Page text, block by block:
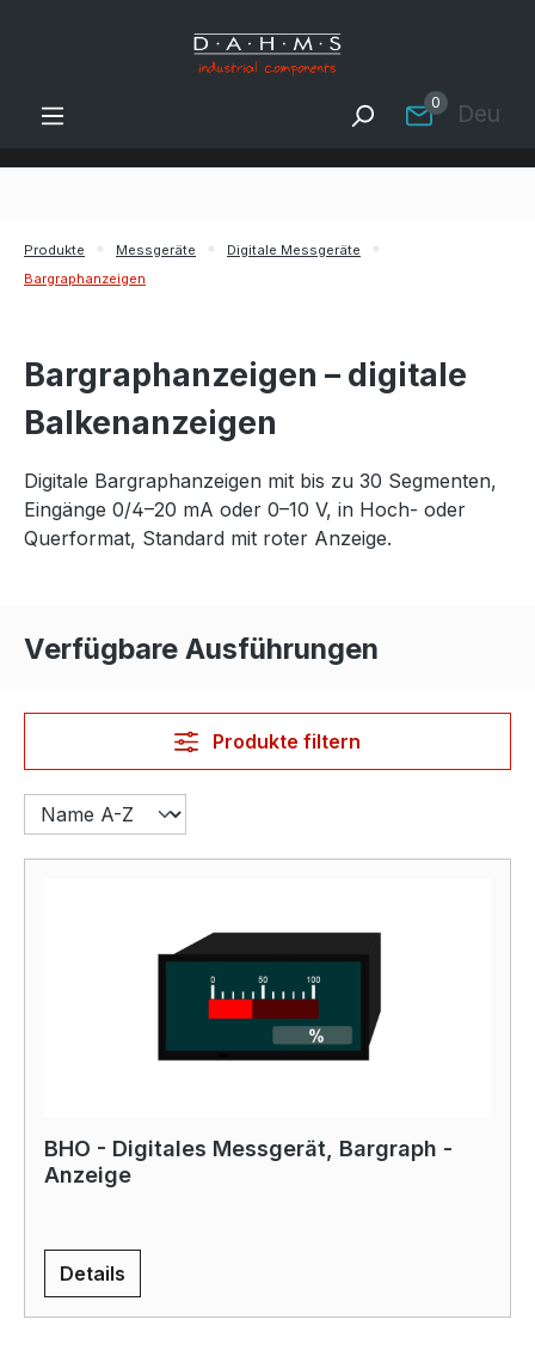
Zum Hauptinhalt springen
0
Produkte Messgeräte
Digitale Messgeräte
Bargraphanzeigen
Bargraphanzeigen – digitale
Balkenanzeigen
Digitale Bargraphanzeigen mit bis zu 30 Segmenten,
Eingänge 0/4–20 mA oder 0–10 V, in Hoch- oder
Querformat, Standard mit roter Anzeige.
Verfügbare Ausführungen
Produkte filtern
BHO - Digitales Messgerät, Bargraph -
Anzeige
Details